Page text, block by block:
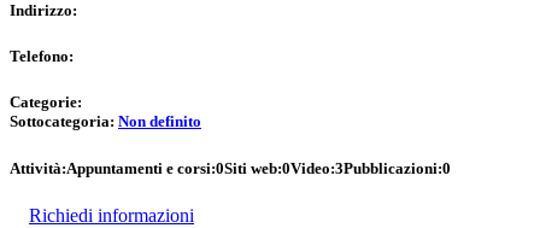
Indirizzo:
Telefono:
Categorie:
Sottocategoria: Non definito
Attività:Appuntamenti e corsi:0Siti web:0Video:3Pubblicazioni:0
Richiedi informazioni